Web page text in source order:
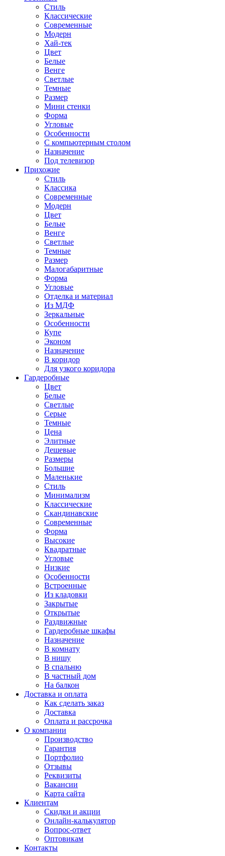
Стиль
Классические
Современные
Модерн
Хай-тек
Цвет
Белые
Венге
Светлые
Темные
Размер
Мини стенки
Форма
Угловые
Особенности
С компьютерным столом
Назначение
Под телевизор
Прихожие
Стиль
Классика
Современные
Модерн
Цвет
Белые
Венге
Светлые
Темные
Размер
Малогабаритные
Форма
Угловые
Отделка и материал
Из МДФ
Зеркальные
Особенности
Купе
Эконом
Назначение
В коридор
Для узкого коридора
Гардеробные
Цвет
Белые
Светлые
Серые
Темные
Цена
Элитные
Дешевые
Размеры
Большие
Маленькие
Стиль
Минимализм
Классические
Скандинавские
Современные
Форма
Высокие
Квадратные
Угловые
Низкие
Особенности
Встроенные
Из кладовки
Закрытые
Открытые
Раздвижные
Гардеробные шкафы
Назначение
В комнату
В нишу
В спальню
В частный дом
На балкон
Доставка и оплата
Как сделать заказ
Доставка
Оплата и рассрочка
О компании
Производство
Гарантия
Портфолио
Отзывы
Реквизиты
Вакансии
Карта сайта
Клиентам
Скидки и акции
Онлайн-калькулятор
Вопрос-ответ
Оптовикам
Контакты